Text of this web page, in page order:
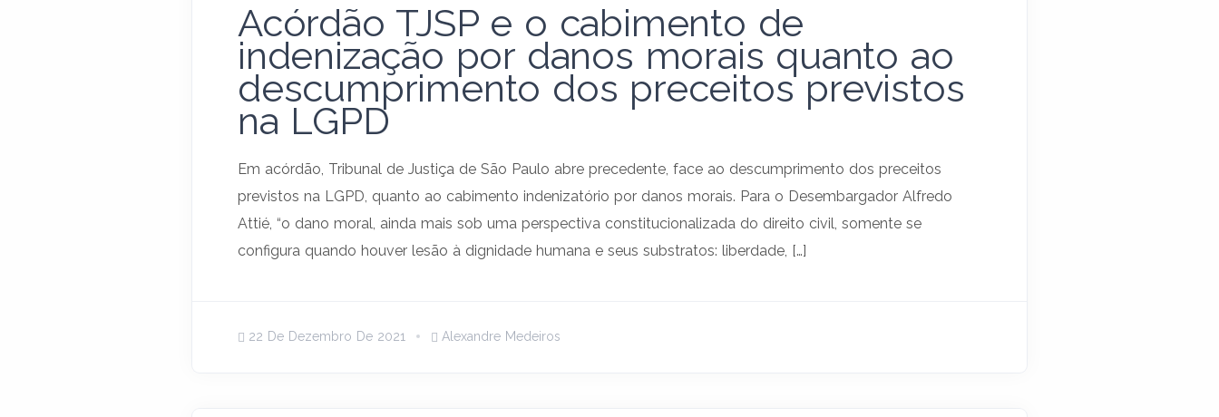
Acórdão TJSP e o cabimento de
indenização por danos morais quanto ao
descumprimento dos preceitos previstos
na LGPD
Em acórdão, Tribunal de Justiça de São Paulo abre precedente, face ao descumprimento dos preceitos
previstos na LGPD, quanto ao cabimento indenizatório por danos morais. Para o Desembargador Alfredo
Attié, “o dano moral, ainda mais sob uma perspectiva constitucionalizada do direito civil, somente se
configura quando houver lesão à dignidade humana e seus substratos: liberdade, […]
22 De Dezembro De 2021 Alexandre Medeiros